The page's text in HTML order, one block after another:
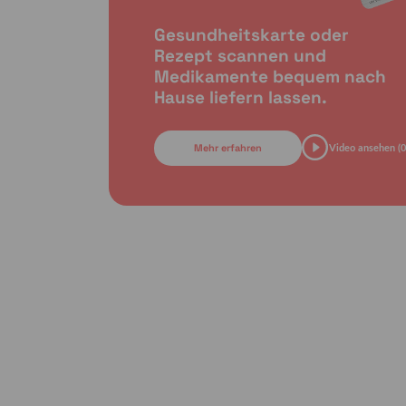
Gesundheitskarte oder
Rezept scannen und
Medikamente bequem nach
Hause liefern lassen.
Mehr erfahren Video ansehen